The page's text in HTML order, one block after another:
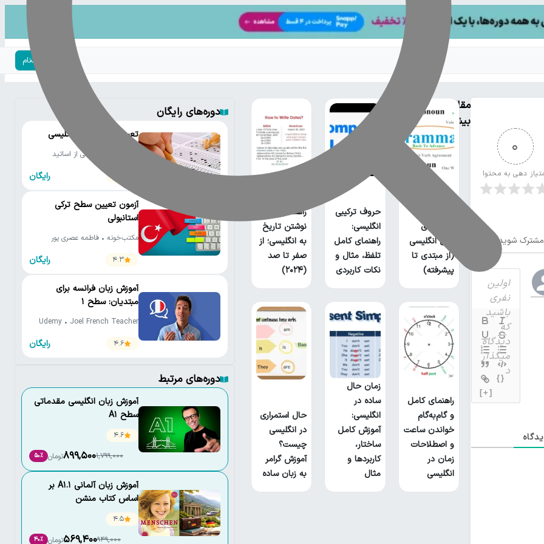
ورود | ثبت‌نام
0
دهی به محتوا
مشترک شوید
{}
[+]
مقالات
بیشتر
گرامر های
زبان انگلیسی
(از مبتدی تا
پیشرفته)
حروف ترکیبی
انگلیسی:
راهنمای کامل
تلفظ، مثال و
نکات کاربردی
راهنمای جامع
نوشتن تاریخ
به انگلیسی؛ از
صفر تا صد
(۲۰۲۴)
راهنمای کامل
و گام‌به‌گام
خواندن ساعت
و اصطلاحات
زمان در
انگلیسی
زمان حال
ساده در
انگلیسی:
آموزش کامل
ساختار،
کاربردها و
مثال
حال استمراری
در انگلیسی
چیست؟
آموزش گرامر
به زبان ساده
دوره‌های رایگان
تعیین سطح زبان انگلیسی
مکتب‌خونه • جمعی از اساتید
رایگان
آزمون تعیین سطح ترکی
استانبولی
مکتب‌خونه • فاطمه عصری پور
4.3
رایگان
آموزش زبان فرانسه برای
مبتدیان: سطح 1
Udemy • Joel French Teacher
4.6
رایگان
دوره‌های مرتبط
آموزش زبان انگلیسی مقدماتی
سطح A1
4.6
1,799,000
899,500تومان 50٪
آموزش زبان آلمانی A1.1 بر
اساس کتاب منشن
4.5
949,000
569,400تومان 40٪